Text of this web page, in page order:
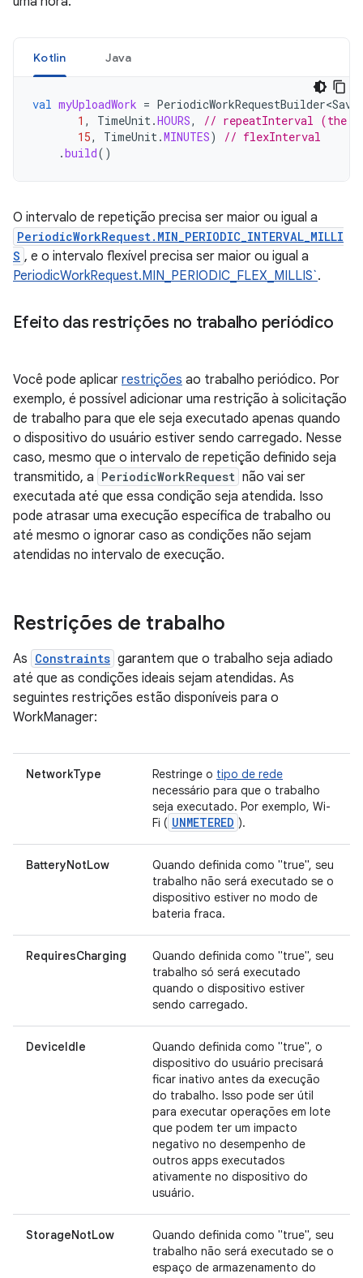
Kotlin Java
val myUploadWork =
1 , TimeUnit.HOURS,
// repeatInterval (the
15, TimeUnit.MINUTES)
// flexInterval
.build()
O intervalo de repetição precisa ser maior ou igual a
PeriodicWorkRequest.MIN_PERIODIC_INTERVAL_MILLI
S , e o intervalo flexível precisa ser maior ou igual a
PeriodicWorkRequest.MIN_PERIODIC_FLEX_MILLIS`.
Efeito das restrições no trabalho periódico
Você pode aplicar restrições ao trabalho periódico. Por
exemplo, é possível adicionar uma restrição à solicitação
de trabalho para que ele seja executado apenas quando
o dispositivo do usuário estiver sendo carregado. Nesse
caso, mesmo que o intervalo de repetição definido seja
transmitido, a PeriodicWorkRequest não vai ser
executada até que essa condição seja atendida. Isso
pode atrasar uma execução específica de trabalho ou
até mesmo o ignorar caso as condições não sejam
atendidas no intervalo de execução.
Restrições de trabalho
As Constraints garantem que o trabalho seja adiado
até que as condições ideais sejam atendidas. As
seguintes restrições estão disponíveis para o
WorkManager:
NetworkType Restringe o tipo de rede
necessário para que o trabalho
seja executado. Por exemplo, Wi-
Fi ( UNMETERED ).
BatteryNotLow
Quando definida como "true", seu
trabalho não será executado se o
dispositivo estiver no modo de
bateria fraca.
RequiresCharging
Quando definida como "true", seu
trabalho só será executado
quando o dispositivo estiver
sendo carregado.
DeviceIdle
Quando definida como "true", o
dispositivo do usuário precisará
ficar inativo antes da execução
do trabalho. Isso pode ser útil
para executar operações em lote
que podem ter um impacto
negativo no desempenho de
outros apps executados
ativamente no dispositivo do
usuário.
StorageNotLow
Quando definida como "true", seu
trabalho não será executado se o
espaço de armazenamento do